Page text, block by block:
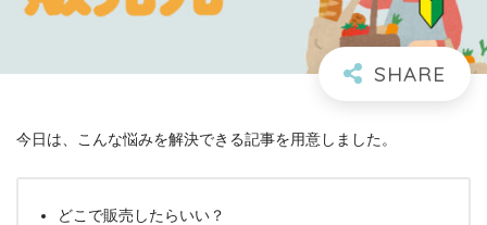
今日は、こんな悩みを解決できる記事を用意しました。
どこで販売したらいい？